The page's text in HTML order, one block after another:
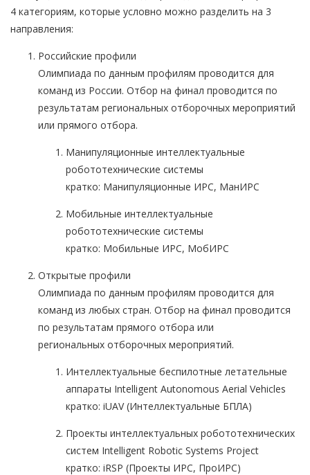
4 категориям, которые условно можно разделить на 3
направления:
Российские профили
Олимпиада по данным профилям проводится для
команд из России. Отбор на финал проводится по
результатам региональных отборочных мероприятий
или прямого отбора.
Манипуляционные интеллектуальные
робототехнические системы
кратко: Манипуляционные ИРС, МанИРС
Мобильные интеллектуальные
робототехнические системы
кратко: Мобильные ИРС, МобИРС
Открытые профили
Олимпиада по данным профилям проводится для
команд из любых стран. Отбор на финал проводится
по результатам прямого отбора или
региональных отборочных мероприятий.
Интеллектуальные беспилотные летательные
аппараты Intelligent Autonomous Aerial Vehicles
кратко: iUAV (Интеллектуальные БПЛА)
Проекты интеллектуальных робототехнических
систем Intelligent Robotic Systems Project
кратко: iRSP (Проекты ИРС, ПроИРС)